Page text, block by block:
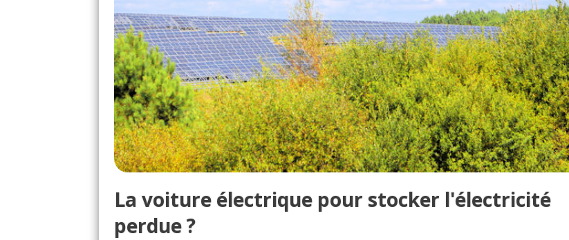
La voiture électrique pour stocker l'électricité
perdue ?